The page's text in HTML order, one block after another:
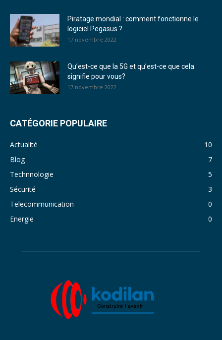
Piratage mondial : comment fonctionne le
logiciel Pegasus ?
17 novembre 2022
Qu’est-ce que la 5G et qu’est-ce que cela
signifie pour vous?
17 novembre 2022
CATÉGORIE POPULAIRE
Actualité
10
Blog
7
Technnologie
5
Sécurité
3
Telecommunication
0
Energie
0